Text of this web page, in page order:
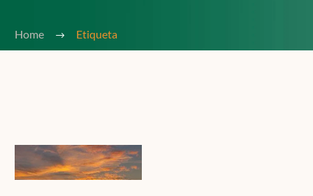
Home Etiqueta
Autocuidado
del